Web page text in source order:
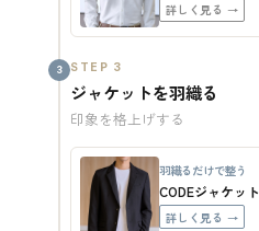
詳しく見る →
3 STEP 3
ジャケットを羽織る
印象を格上げする
羽織るだけで整う
CODEジャケット
詳しく見る →